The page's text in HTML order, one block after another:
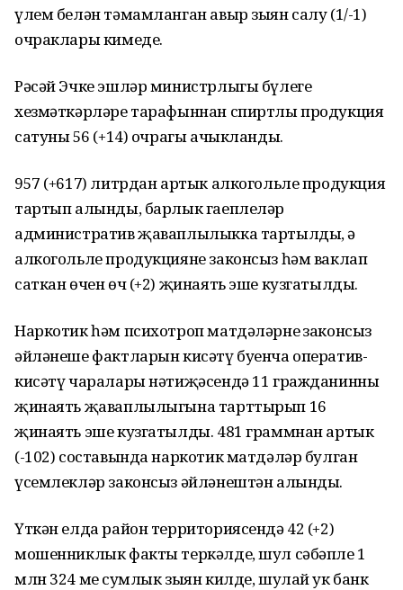
үлем белән тәмамланган авыр зыян салу (1/-1)
очраклары кимеде.
Рәсәй Эчке эшләр министрлыгы бүлеге
хезмәткәрләре тарафыннан спиртлы продукция
сатуның 56 (+14) очрагы ачыкланды.
957 (+617) литрдан артык алкогольле продукция
тартып алынды, барлык гаеплеләр
административ җаваплылыкка тартылды, ә
алкогольле продукцияне законсыз һәм ваклап
саткан өчен өч (+2) җинаять эше кузгатылды.
Наркотик һәм психотроп матдәләрнең законсыз
әйләнеше фактларын кисәтү буенча оператив-
кисәтү чаралары нәтиҗәсендә 11 гражданинны
җинаять җаваплылыгына тарттырып 16
җинаять эше кузгатылды. 481 граммнан артык
(-102) составында наркотик матдәләр булган
үсемлекләр законсыз әйләнештән алынды.
Үткән елда район территориясендә 42 (+2)
мошенниклык факты теркәлде, шул сәбәпле 1
млн 324 мең сумлык зыян килде, шулай ук банк